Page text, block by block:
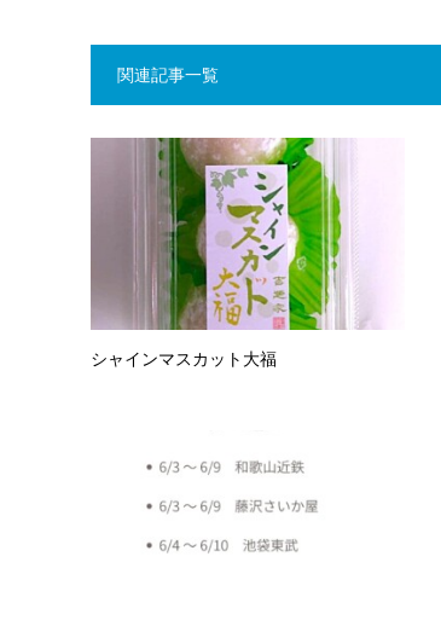
関連記事一覧
シャインマスカット大福